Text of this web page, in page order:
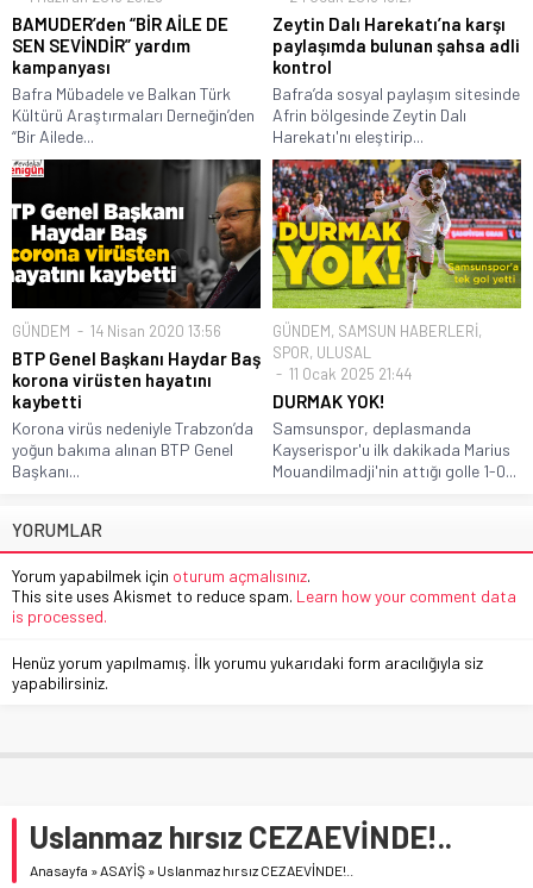
BAMUDER’den “BİR AİLE DE
SEN SEVİNDİR” yardım
kampanyası
Bafra Mübadele ve Balkan Türk
Kültürü Araştırmaları Derneğin’den
“Bir Ailede...
Zeytin Dalı Harekatı’na karşı
paylaşımda bulunan şahsa adli
kontrol
Bafra’da sosyal paylaşım sitesinde
Afrin bölgesinde Zeytin Dalı
Harekatı'nı eleştirip...
GÜNDEM 14 Nisan 2020 13:56
BTP Genel Başkanı Haydar Baş
korona virüsten hayatını
kaybetti
Korona virüs nedeniyle Trabzon’da
yoğun bakıma alınan BTP Genel
Başkanı...
GÜNDEM, SAMSUN HABERLERİ,
SPOR, ULUSAL
11 Ocak 2025 21:44
DURMAK YOK!
Samsunspor, deplasmanda
Kayserispor'u ilk dakikada Marius
Mouandilmadji'nin attığı golle 1-0...
YORUMLAR
Yorum yapabilmek için oturum açmalısınız.
This site uses Akismet to reduce spam. Learn how your comment data
is processed.
Henüz yorum yapılmamış. İlk yorumu yukarıdaki form aracılığıyla siz
yapabilirsiniz.
Uslanmaz hırsız CEZAEVİNDE!..
Anasayfa »ASAYİŞ » Uslanmaz hırsız CEZAEVİNDE!..